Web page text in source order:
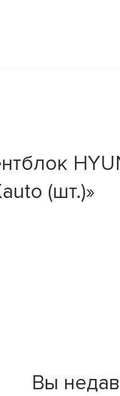
(шт.)»
Вы